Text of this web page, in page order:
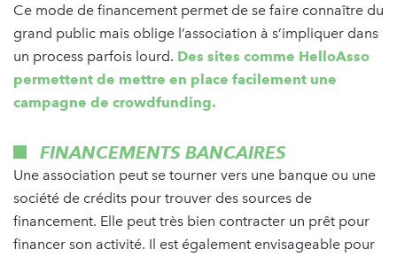
Ce mode de financement permet de se faire connaître du
grand public mais oblige l’association à s’impliquer dans
un process parfois lourd. Des sites comme HelloAsso
permettent de mettre en place facilement une
campagne de crowdfunding.
FINANCEMENTS BANCAIRES
Une association peut se tourner vers une banque ou une
société de crédits pour trouver des sources de
financement. Elle peut très bien contracter un prêt pour
financer son activité. Il est également envisageable pour